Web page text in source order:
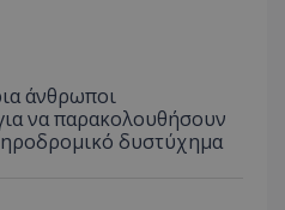
άνθρωποι
να παρακολουθήσουν
δυστύχημα